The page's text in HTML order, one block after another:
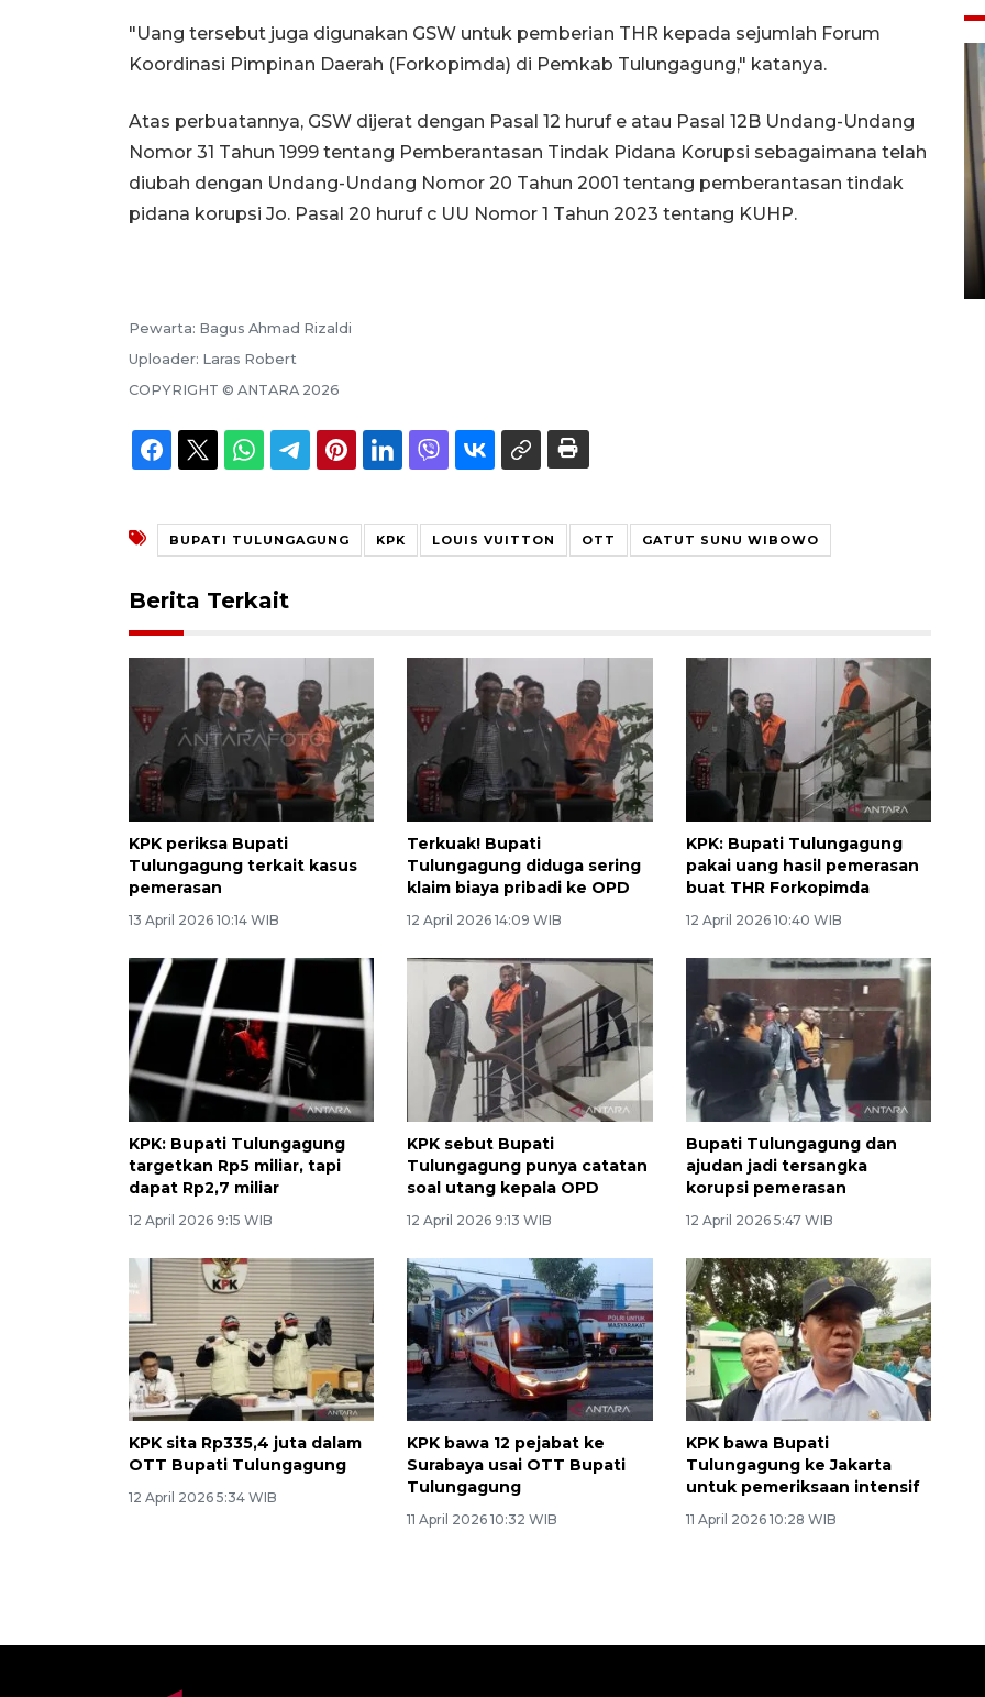
"Uang tersebut juga digunakan GSW untuk pemberian THR kepada sejumlah Forum
Koordinasi Pimpinan Daerah (Forkopimda) di Pemkab Tulungagung," katanya.
Atas perbuatannya, GSW dijerat dengan Pasal 12 huruf e atau Pasal 12B Undang-Undang
Nomor 31 Tahun 1999 tentang Pemberantasan Tindak Pidana Korupsi sebagaimana telah
diubah dengan Undang-Undang Nomor 20 Tahun 2001 tentang pemberantasan tindak
pidana korupsi Jo. Pasal 20 huruf c UU Nomor 1 Tahun 2023 tentang KUHP.
Pewarta: Bagus Ahmad Rizaldi
Uploader: Laras Robert
COPYRIGHT © ANTARA 2026
BUPATI TULUNGAGUNG KPK LOUIS VUITTON OTT GATUT SUNU WIBOWO
Berita Terkait
KPK periksa Bupati
Tulungagung terkait kasus
pemerasan
13 April 2026 10:14 WIB
Terkuak! Bupati
Tulungagung diduga sering
klaim biaya pribadi ke OPD
12 April 2026 14:09 WIB
KPK: Bupati Tulungagung
pakai uang hasil pemerasan
buat THR Forkopimda
12 April 2026 10:40 WIB
KPK: Bupati Tulungagung
targetkan Rp5 miliar, tapi
dapat Rp2,7 miliar
12 April 2026 9:15 WIB
KPK sebut Bupati
Tulungagung punya catatan
soal utang kepala OPD
12 April 2026 9:13 WIB
Bupati Tulungagung dan
ajudan jadi tersangka
korupsi pemerasan
12 April 2026 5:47 WIB
KPK sita Rp335,4 juta dalam
OTT Bupati Tulungagung
12 April 2026 5:34 WIB
KPK bawa 12 pejabat ke
Surabaya usai OTT Bupati
Tulungagung
11 April 2026 10:32 WIB
KPK bawa Bupati
Tulungagung ke Jakarta
untuk pemeriksaan intensif
11 April 2026 10:28 WIB
Penyelesaian pembentukan
Kopdes Merah Putih di